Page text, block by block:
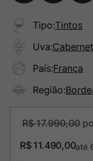
Tipo:Tintos
Uva:
País:França
Região:
R$ 17.990,00
R$ 11.490,00até